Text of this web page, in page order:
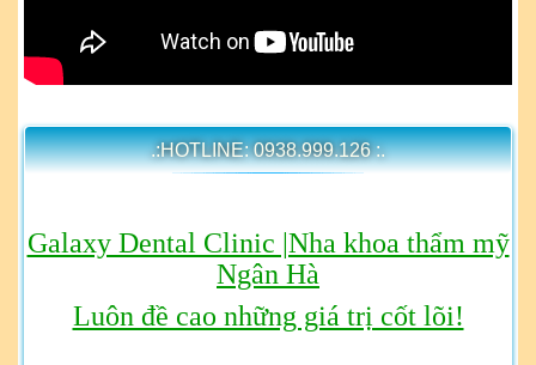
.:HOTLINE: 0938.999.126 :.
Galaxy Dental Clinic |Nha khoa thẩm mỹ
Ngân Hà
Luôn đề cao những giá trị cốt lõi!